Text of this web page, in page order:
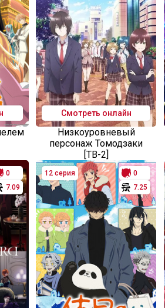
Смотреть онлайн
Низкоуровневый
персонаж Томодзаки
[ТВ-2]
0
7.09
12 серия
0
7.25